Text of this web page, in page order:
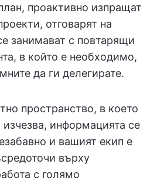
проактивно изпращат
отговарят на
занимават с повтарящи
в който е необходимо,
да ги делегирате.
пространство, в което
информацията се
и вашият екип е
върху
с голямо